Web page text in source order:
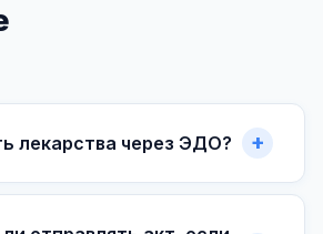
лекарства через ЭДО?